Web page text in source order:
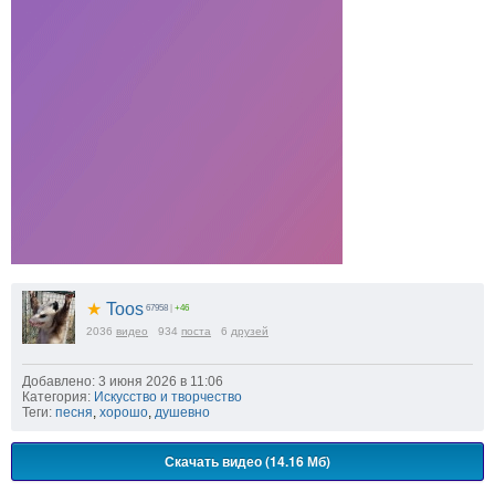
★ Toos 67958 | +46
2036 видео 934 поста 6 друзей
Добавлено: 3 июня 2026 в 11:06
Категория: Искусство и творчество
Теги: песня хорошо душевно
Скачать видео (14.16 Мб)